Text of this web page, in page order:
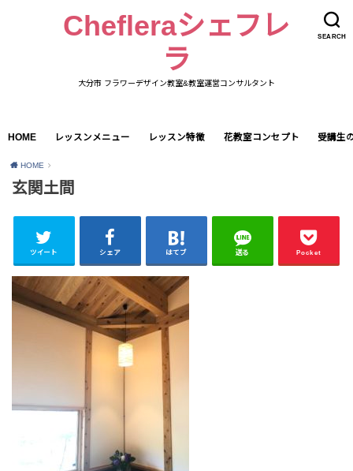
SEARCH
Chefleraシェフレ
ラ
大分市 フラワーデザイン教室&教室運営コンサルタント
HOME レッスンメニュー レッスン特徴 花教室コンセプト 受講生
HOME
玄関土間
ツイート シェア はてブ 送る Pocket